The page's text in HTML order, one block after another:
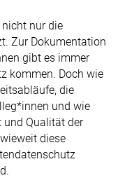
nur die
Zur Dokumentation
gibt es immer
kommen. Doch wie
die
und wie
Qualität der
diese